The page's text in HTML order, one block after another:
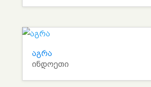
აგრა
ინდოეთი